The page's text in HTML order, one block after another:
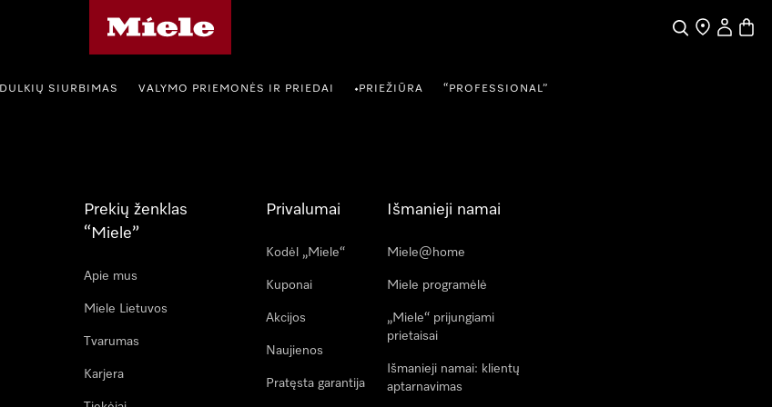
PaieškaPardavėjų
DULKIŲ SIURBIMAS VALYMO PRIEMONĖS IR PRIEDAI •PRIEŽIŪRA “PROFESSIONAL”
Prekių ženklas
“Miele”
Apie mus
Miele Lietuvos
Tvarumas
Karjera
Privalumai
Kodėl „Miele“
Kuponai
Akcijos
Naujienos
Pratęsta garantija
Išmanieji namai
Miele@home
Miele programėlė
„Miele“ prijungiami
prietaisai
Išmanieji namai: klientų
aptarnavimas